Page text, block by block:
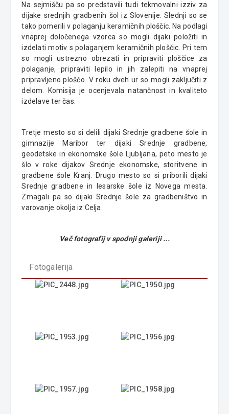
Na sejmišču pa so predstavili tudi tekmovalni izziv za
dijake srednjih gradbenih šol iz Slovenije. Slednji so se
tako pomerili v polaganju keramičnih ploščic. Na podlagi
vnaprej določenega vzorca so mogli dijaki položiti in
izdelati motiv s polaganjem keramičnih ploščic. Pri tem
so mogli ustrezno obrezati in pripraviti ploščice za
polaganje, pripraviti lepilo in jih zalepiti na vnaprej
pripravljeno ploščo. V roku dveh ur so mogli zaključiti z
delom. Komisija je ocenjevala natančnost in kvaliteto
izdelave ter čas.
Tretje mesto so si delili dijaki Srednje gradbene šole in
gimnazije Maribor ter dijaki Srednje gradbene,
geodetske in ekonomske šole Ljubljana, peto mesto je
šlo v roke dijakov Srednje ekonomske, storitvene in
gradbene šole Kranj. Drugo mesto so si priborili dijaki
Srednje gradbene in lesarske šole iz Novega mesta.
Zmagali pa so dijaki Srednje šole za gradbeništvo in
varovanje okolja iz Celja.
Več fotografij v spodnji galeriji ...
Fotogalerija